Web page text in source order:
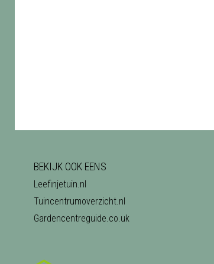
BEKIJK OOK EENS
Leefinjetuin.nl
Tuincentrumoverzicht.nl
Gardencentreguide.co.uk